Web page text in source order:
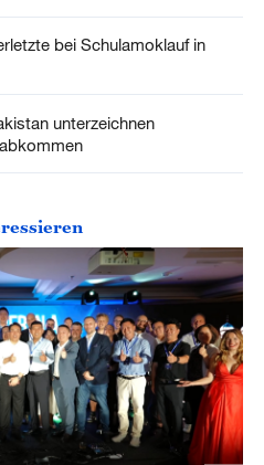
bei Schulamoklauf in
unterzeichnen